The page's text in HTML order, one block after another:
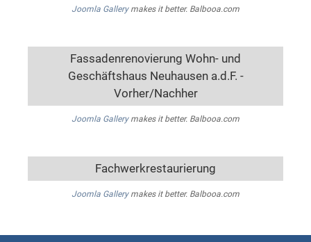
Joomla Gallerymakes it better. Balbooa.com
Fassadenrenovierung Wohn- und
Geschäftshaus Neuhausen a.d.F. -
Vorher/Nachher
Joomla Gallerymakes it better. Balbooa.com
Fachwerkrestaurierung
Joomla Gallerymakes it better. Balbooa.com